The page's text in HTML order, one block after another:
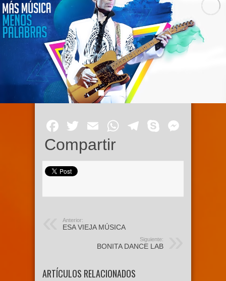
Facebook
Twitter
EmailWhatsApp
Telegram
Skype
Compartir
Anterior:
ESA VIEJA MÚSICA
Siguiente:
BONITA DANCE LAB
ARTÍCULOS RELACIONADOS